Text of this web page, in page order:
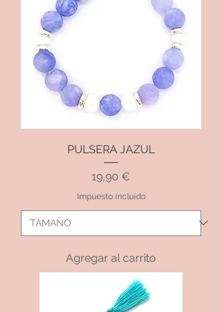
PULSERA JAZUL
Precio
19,90 €
Impuesto incluido
Agregar al carrito